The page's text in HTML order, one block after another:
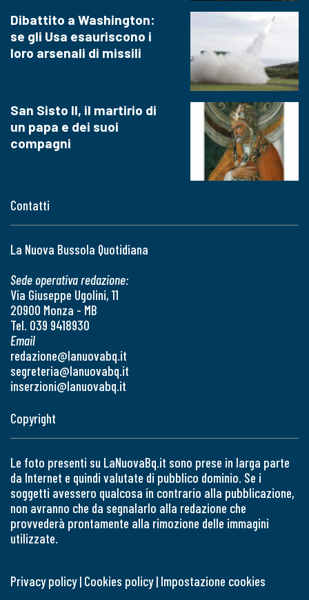
Contatti
La Nuova Bussola Quotidiana
Sede operativa redazione:
Via Giuseppe Ugolini, 11
20900 Monza - MB
Tel. 039 9418930
Email
redazione@lanuovabq.it
segreteria@lanuovabq.it
inserzioni@lanuovabq.it
Dibattito a Washington:
se gli Usa esauriscono i
loro arsenali di missili
San Sisto II, il martirio di
un papa e dei suoi
compagni
Copyright
Le foto presenti su LaNuovaBq.it sono prese in larga parte
da Internet e quindi valutate di pubblico dominio. Se i
soggetti avessero qualcosa in contrario alla pubblicazione,
non avranno che da segnalarlo alla redazione che
provvederà prontamente alla rimozione delle immagini
utilizzate.
Privacy policy| Cookies policy| Impostazione cookies